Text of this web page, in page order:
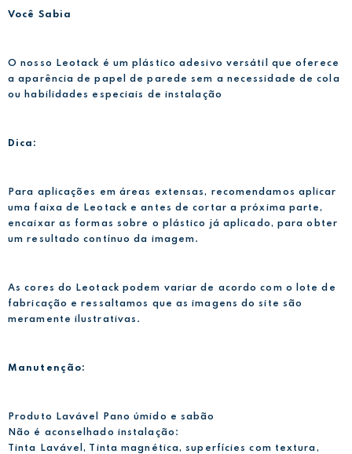
Você Sabia
O nosso Leotack é um plástico adesivo versátil que oferece
a aparência de papel de parede sem a necessidade de cola
ou habilidades especiais de instalação
Dica:
Para aplicações em áreas extensas, recomendamos aplicar
uma faixa de Leotack e antes de cortar a próxima parte,
encaixar as formas sobre o plástico já aplicado, para obter
um resultado contínuo da imagem.
As cores do Leotack podem variar de acordo com o lote de
fabricação e ressaltamos que as imagens do site são
meramente ilustrativas.
Manutenção:
Produto Lavável Pano úmido e sabão
Não é aconselhado instalação:
Tinta Lavável, Tinta magnética, superfícies com textura,